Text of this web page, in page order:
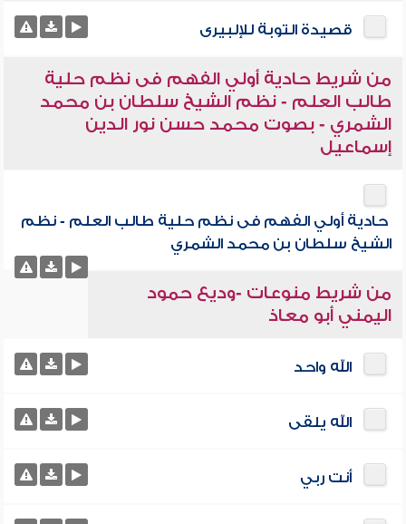
قصيدة التوبة للإلبيرى
من شريط حادية أولي الفهم فى نظم حلية
طالب العلم - نظم الشيخ سلطان بن محمد
الشمري - بصوت محمد حسن نور الدين
إسماعيل
حادية أولي الفهم فى نظم حلية طالب العلم - نظم
الشيخ سلطان بن محمد الشمري
من شريط منوعات -وديع حمود
اليمني أبو معاذ
الله واحد
الله يلقى
أنت ربي